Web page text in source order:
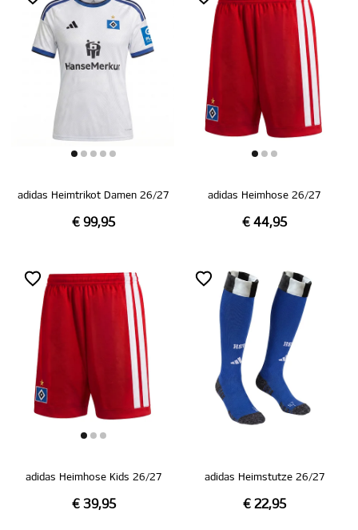
adidas Heimtrikot Damen 26/27
€ 99,95
adidas Heimhose 26/27
€ 44,95
adidas Heimhose Kids 26/27
€ 39,95
adidas Heimstutze 26/27
€ 22,95